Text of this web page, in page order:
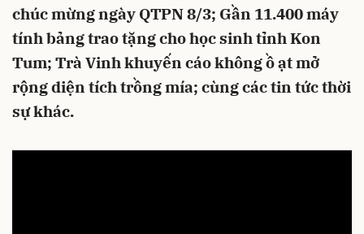
chúc mừng ngày QTPN 8/3; Gần 11.400 máy
tính bảng trao tặng cho học sinh tỉnh Kon
Tum; Trà Vinh khuyến cáo không ồ ạt mở
rộng diện tích trồng mía; cùng các tin tức thời
sự khác.